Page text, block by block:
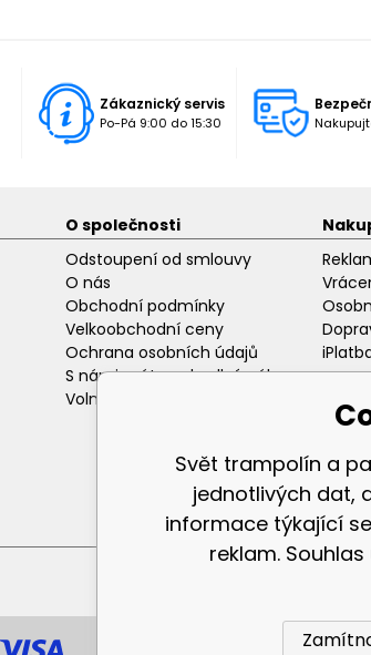
Zákaznický servis
Po-Pá 9:00 do 15:30
O společnosti
Odstoupení od smlouvy
O nás
Obchodní podmínky
Velkoobchodní ceny
Ochrana osobních údajů
S námi máte pohodlný nákup
Volné pracovní pozice
© 2026 AGA24
Svět trampolín a
jednotlivých dat,
informace týkající
reklam.